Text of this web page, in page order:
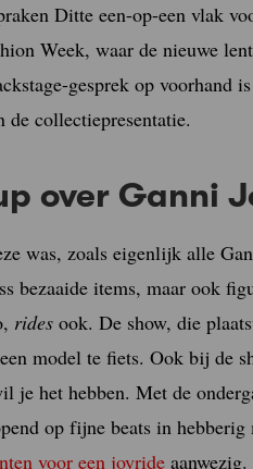
Ditte een-op-een vlak
Week, waar de nieuwe
gesprek op voorhand
collectiepresentatie.
over Ganni
was, zoals eigenlijk alle
bezaaide items, maar ook
rides ook. De show, die
model te fiets. Ook bij de
je het hebben. Met de
op fijne beats in
voor een joyride